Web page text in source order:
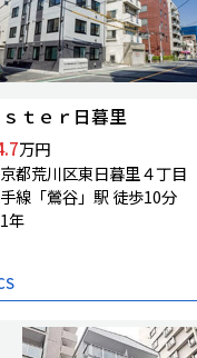
ｔｅｒ日暮里
万円
都荒川区東日暮里４丁目
線「鶯谷」駅 徒歩10分
年